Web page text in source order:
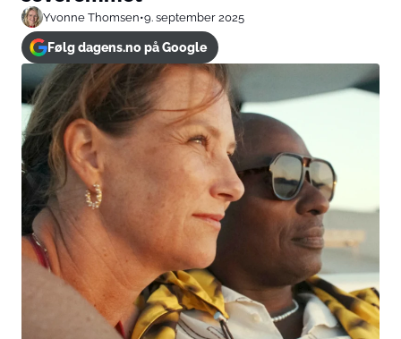
Yvonne Thomsen•9. september 2025
Følg dagens.no på Google